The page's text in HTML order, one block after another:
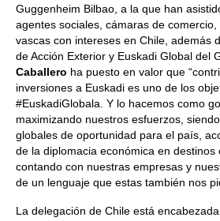
Guggenheim Bilbao, a la que han
agentes sociales, cámaras de
vascas con intereses en Chile, además
de Acción Exterior y Euskadi Global del
Caballero ha puesto en valor que
inversiones a Euskadi es uno de los
#EuskadiGlobala. Y lo hacemos como
maximizando nuestros esfuerzos,
globales de oportunidad para el país,
de la diplomacia económica en destinos
contando con nuestras empresas y
de un lenguaje que estas también nos
La delegación de Chile está